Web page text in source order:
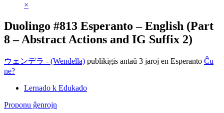
×
Duolingo #813 Esperanto – English (Part
8 – Abstract Actions and IG Suffix 2)
ウェンデラ - (Wendella) publikigis antaŭ 3 jaroj en Esperanto Ĉu
ne?
Lernado k Edukado
Proponu ĝenrojn